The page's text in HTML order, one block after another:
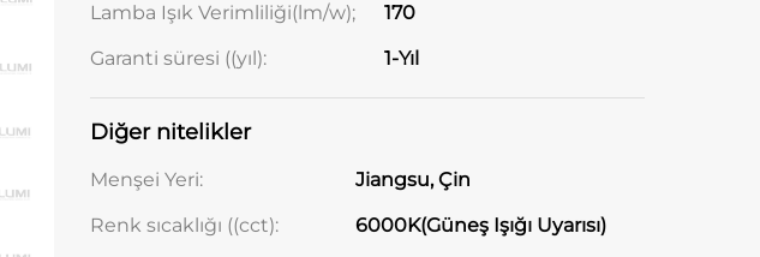
Lamba Işık Verimliliği(lm/w);
170
Garanti süresi ((yıl):
1-Yıl
Diğer nitelikler
Menşei Yeri:
Jiangsu, Çin
Renk sıcaklığı ((cct):
6000K(Güneş Işığı Uyarısı)